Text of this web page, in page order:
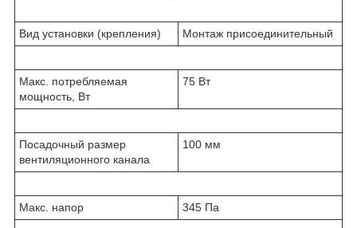
Вид установки (крепления) Монтаж присоединительный
Макс. потребляемая
мощность, Вт
75 Вт
Посадочный размер
вентиляционного канала
100 мм
Макс. напор 345 Па